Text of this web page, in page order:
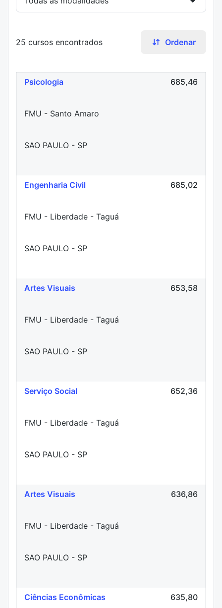
25 cursos encontrados Ordenar
Psicologia
FMU - Santo Amaro
SAO PAULO - SP
685,46
Engenharia Civil
FMU - Liberdade - Taguá
SAO PAULO - SP
685,02
Artes Visuais
FMU - Liberdade - Taguá
SAO PAULO - SP
653,58
Serviço Social
FMU - Liberdade - Taguá
SAO PAULO - SP
652,36
Artes Visuais
FMU - Liberdade - Taguá
SAO PAULO - SP
636,86
Ciências Econômicas 635,80